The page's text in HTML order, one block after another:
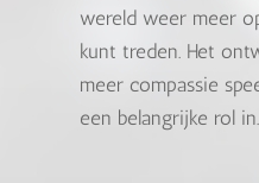
wereld weer meer
kunt treden. Het
meer compassie
een belangrijke rol in.